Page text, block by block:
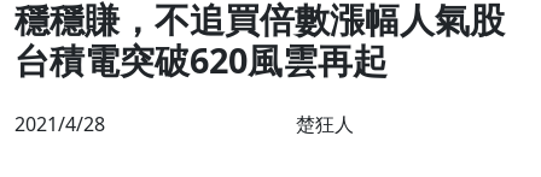
穩穩賺，不追買倍數漲幅人氣股
台積電突破620風雲再起
2021/4/28 楚狂人